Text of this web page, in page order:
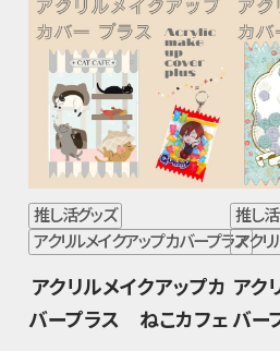
推し活グッズ
アクリルメイクアップカバープラス
アクリルメイクアップカ
バープラス ねこカフェ
推し
アクリ
アク
バー